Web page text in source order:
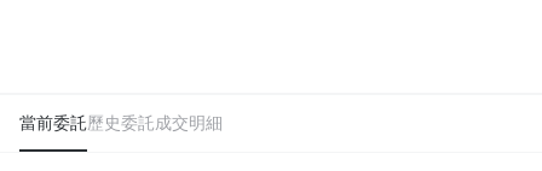
當前委託歷史委託成交明細